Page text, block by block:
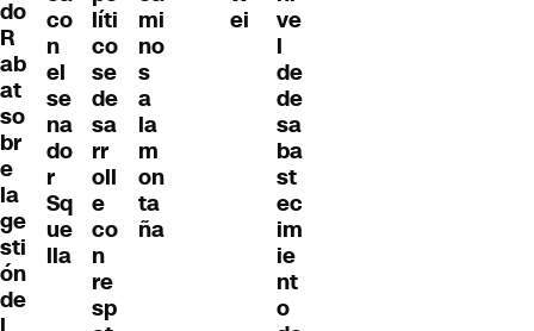
do
R
ab
at
so
br
e
la
ge
sti
ón
de
co
n
el
se
na
do
r
Sq
ue
lla
líti
co
se
de
sa
rr
oll
e
co
n
re
sp
mi
no
s
a
la
m
on
ta
ña
ei
ve
l
de
de
sa
ba
st
ec
im
ie
nt
o